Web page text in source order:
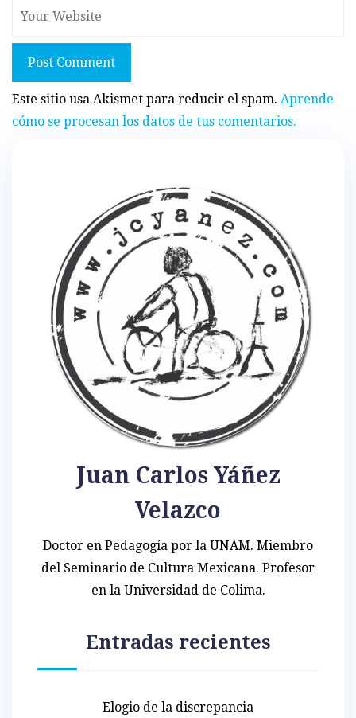
Post Comment
Este sitio usa Akismet para reducir el spam. Aprende
cómo se procesan los datos de tus comentarios.
Juan Carlos Yáñez
Velazco
Doctor en Pedagogía por la UNAM. Miembro
del Seminario de Cultura Mexicana. Profesor
en la Universidad de Colima.
Entradas recientes
Elogio de la discrepancia